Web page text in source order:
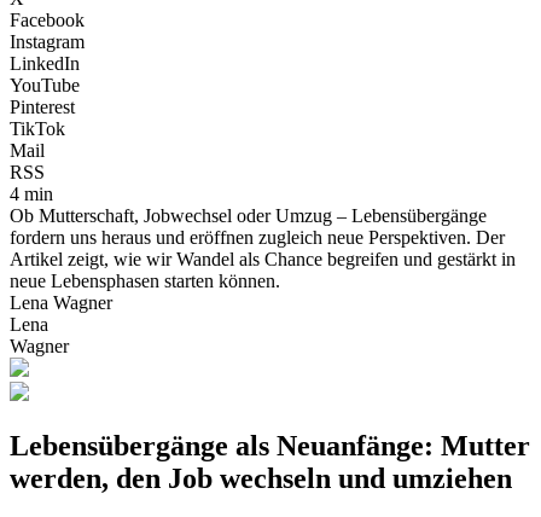
Facebook
Instagram
LinkedIn
YouTube
Pinterest
TikTok
Mail
RSS
4 min
Ob Mutterschaft, Jobwechsel oder Umzug – Lebensübergänge
fordern uns heraus und eröffnen zugleich neue Perspektiven. Der
Artikel zeigt, wie wir Wandel als Chance begreifen und gestärkt in
neue Lebensphasen starten können.
Lena Wagner
Lena
Wagner
Lebensübergänge als Neuanfänge: Mutter
werden, den Job wechseln und umziehen